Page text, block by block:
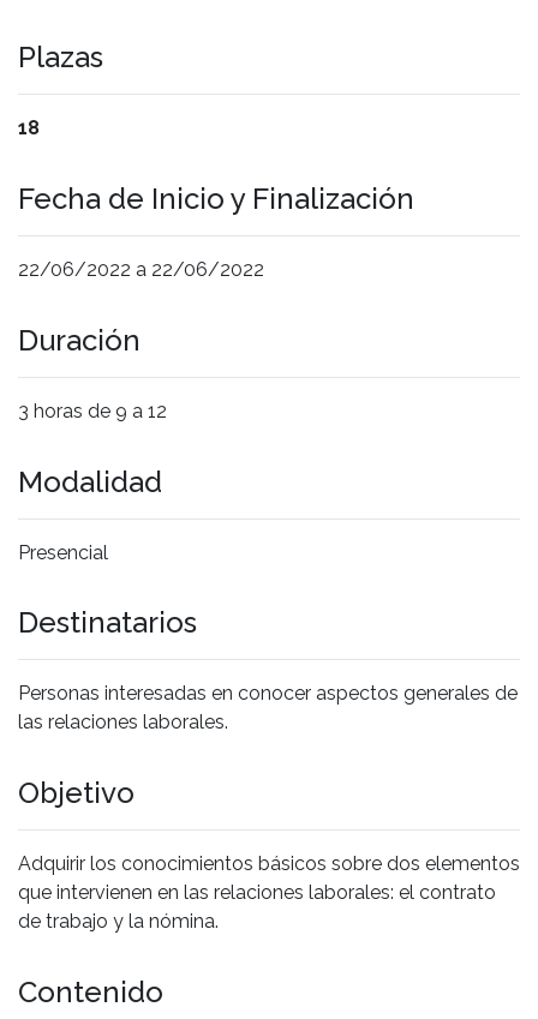
Plazas
18
Fecha de Inicio y Finalización
22/06/2022 a 22/06/2022
Duración
3 horas de 9 a 12
Modalidad
Presencial
Destinatarios
Personas interesadas en conocer aspectos generales de
las relaciones laborales.
Objetivo
Adquirir los conocimientos básicos sobre dos elementos
que intervienen en las relaciones laborales: el contrato
de trabajo y la nómina.
Contenido